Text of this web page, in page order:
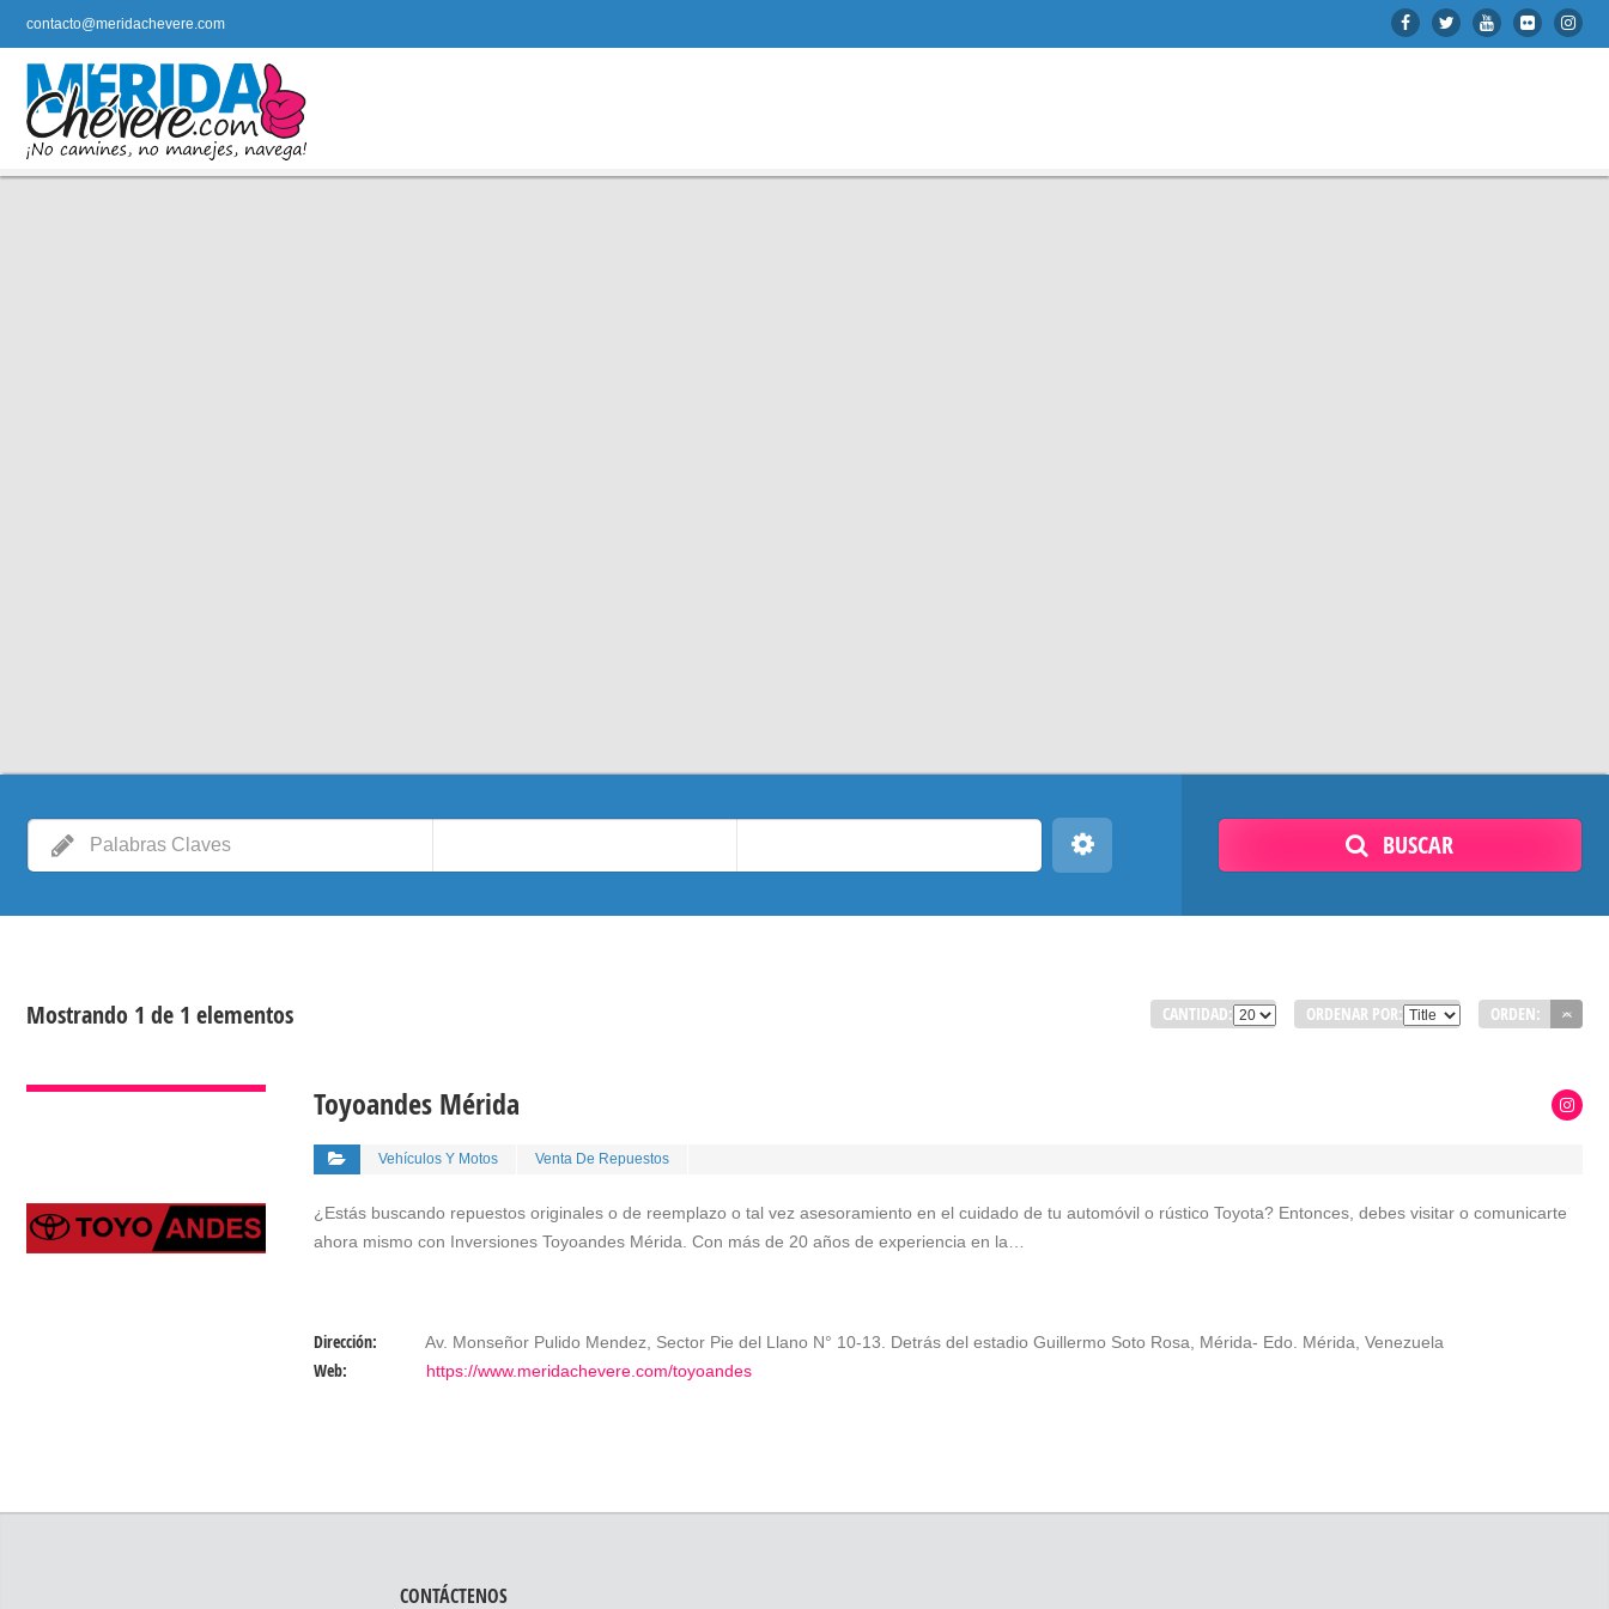
contacto@meridachevere.com
BUSCAR
Mostrando 1 de 1 elementos CANTIDAD: ORDENAR POR: ORDEN:
Toyoandes Mérida
Vehículos Y Motos Venta De Repuestos
¿Estás buscando repuestos originales o de reemplazo o tal vez asesoramiento en el cuidado de tu automóvil o rústico Toyota? Entonces, debes visitar o comunicarte
ahora mismo con Inversiones Toyoandes Mérida. Con más de 20 años de experiencia en la…
Dirección: Av. Monseñor Pulido Mendez, Sector Pie del Llano N° 10-13. Detrás del estadio Guillermo Soto Rosa, Mérida- Edo. Mérida, Venezuela
Web: https://www.meridachevere.com/toyoandes
CONTÁCTENOS